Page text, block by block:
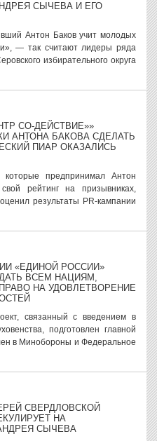
СЫЧЕВА И ЕГО
Антон Баков учит молодых
— так считают лидеры ряда
избирательного округа
СО-ДЕЙСТВИЕ»»
АНТОНА БАКОВА СДЕЛАТЬ
ПИАР ОКАЗАЛИСЬ
которые предпринимал Антон
рейтинг на призывниках,
результаты PR-кампании
«ЕДИНОЙ РОССИИ»
ВСЕМ НАЦИЯМ,
НА УДОВЛЕТВОРЕНИЕ
связанный с введением в
подготовлен главной
в Минобороны и Федеральное
СВЕРДЛОВСКОЙ
НА
СЫЧЕВА